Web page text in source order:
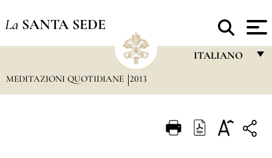
La SANTA SEDE
ITALIANO
ITALIANO
MEDITAZIONI QUOTIDIANE 2013